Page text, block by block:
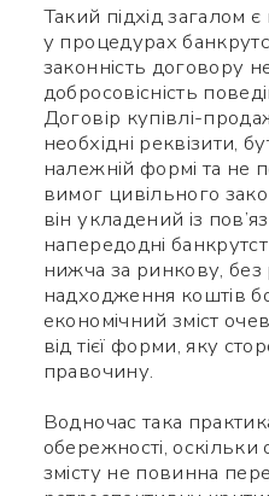
Такий підхід загалом
у процедурах
законність договору
добросовісність
Договір купівлі-
необхідні реквізити,
належній формі та не
вимог цивільного
він укладений із
напередодні
нижча за ринкову, без
надходження коштів
економічний зміст
від тієї форми, яку
правочину.
Водночас така
обережності, оскільки
змісту не повинна
смартфон
code, після